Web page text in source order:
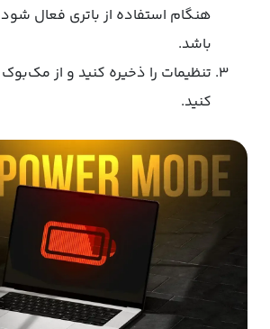
هنگام استفاده از باتری فعال
باشد.
تنظیمات را ذخیره کنید و از
کنید.